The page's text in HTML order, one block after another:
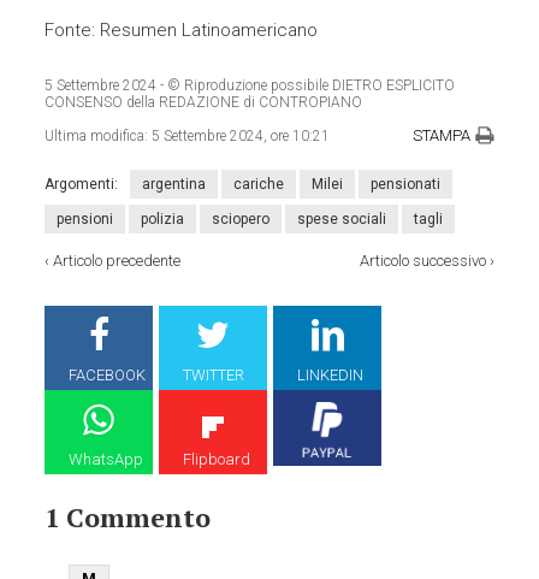
Fonte: Resumen Latinoamericano
5 Settembre 2024 - © Riproduzione possibile DIETRO ESPLICITO
CONSENSO della REDAZIONE di CONTROPIANO
Ultima modifica: 5 Settembre 2024, ore 10:21 STAMPA
Argomenti: argentina cariche Milei pensionati
pensioni polizia sciopero spese sociali tagli
‹Articolo precedente Articolo successivo›
FACEBOOK TWITTER LINKEDIN
WhatsApp Flipboard
1 Commento